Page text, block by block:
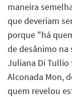
maneira
que deveriam
porque "há
de desânimo na
Juliana Di Tullio
Alconada Mon,
quem revelou